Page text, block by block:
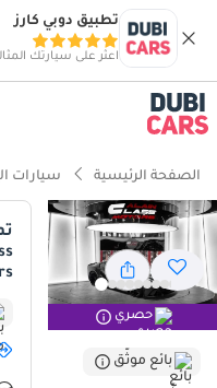
تطبيق دوبي كارز
اعثر على سيارتك
الصفحة الرئيسية سيارات
حصري
بائع موثّق